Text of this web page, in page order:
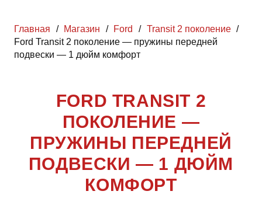
Главная / Магазин / Ford / Transit 2 поколение /
Ford Transit 2 поколение — пружины передней
подвески — 1 дюйм комфорт
FORD TRANSIT 2
ПОКОЛЕНИЕ —
ПРУЖИНЫ ПЕРЕДНЕЙ
ПОДВЕСКИ — 1 ДЮЙМ
КОМФОРТ